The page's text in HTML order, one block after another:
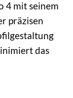
4 mit seinem
präzisen
das